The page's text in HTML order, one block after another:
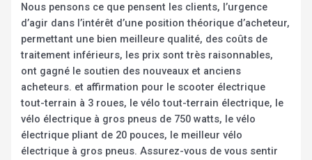
Nous pensons ce que pensent les clients, l’urgence
d’agir dans l’intérêt d’une position théorique d’acheteur,
permettant une bien meilleure qualité, des coûts de
traitement inférieurs, les prix sont très raisonnables,
ont gagné le soutien des nouveaux et anciens
acheteurs. et affirmation pour le scooter électrique
tout-terrain à 3 roues, le vélo tout-terrain électrique, le
vélo électrique à gros pneus de 750 watts, le vélo
électrique pliant de 20 pouces, le meilleur vélo
électrique à gros pneus. Assurez-vous de vous sentir